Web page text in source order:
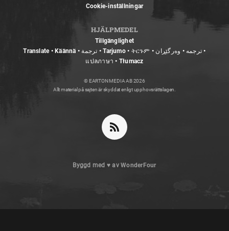
Cookie-inställningar
HJÄLPMEDEL
Tillgänglighet
Translate • Käännä • ترجمة • Tarjumo • ትርጉም • ترجمه • وەرگێڕان •
แปลภาษา • Tłumacz
© EARTON MEDIA AB 2026
Allt material på sajten är skyddat enligt upphovsrättslagen.
Byggd med ♥ avWonderFour